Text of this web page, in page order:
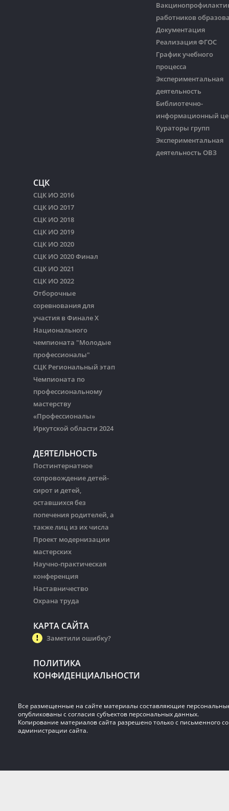
работников
Документация
Реализация ФГОС
График учебного
процесса
Экспериментальная
деятельность
Библиотечно-
информационный
Кураторы групп
Экспериментальная
деятельность ОВЗ
СЦК
СЦК ИО 2016
СЦК ИО 2017
СЦК ИО 2018
СЦК ИО 2019
СЦК ИО 2020
СЦК ИО 2020 Финал
СЦК ИО 2021
СЦК ИО 2022
Отборочные
соревнования для
участия в Финале Х
Национального
чемпионата "Молодые
профессионалы"
СЦК Региональный этап
Чемпионата по
профессиональному
мастерству
«Профессионалы»
Иркутской области 2024
ДЕЯТЕЛЬНОСТЬ
Постинтернатное
сопровождение детей-
сирот и детей,
оставшихся без
попечения родителей, а
также лиц из их числа
Проект модернизации
мастерских
Научно-практическая
конференция
Наставничество
Охрана труда
КАРТА САЙТА
Заметили ошибку?
ПОЛИТИКА
КОНФИДЕНЦИАЛЬНОСТИ
Все размещенные на сайте материалы составляющие
опубликованы с согласия субъектов персональных данных.
Копирование материалов сайта разрешено только с письменного
администрации сайта.